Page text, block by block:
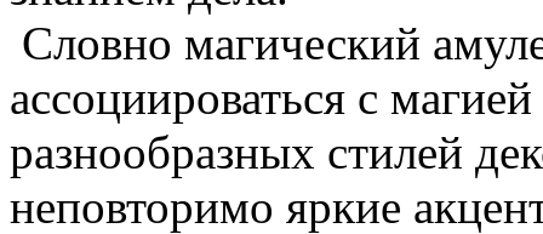
Словно магический
ассоциироваться с
разнообразных стилей
неповторимо яркие